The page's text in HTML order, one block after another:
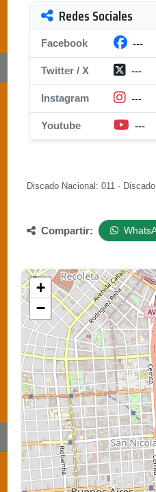
Redes Sociales
Facebook ---
Twitter / X ---
Instagram ---
Youtube ---
Discado Nacional: 011 ·
Compartir:
+
−